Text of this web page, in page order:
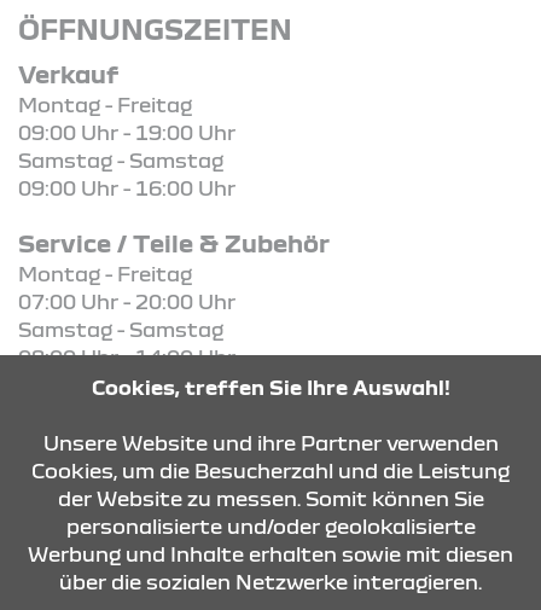
ÖFFNUNGSZEITEN
Verkauf
Montag - Freitag
09:00 Uhr - 19:00 Uhr
Samstag - Samstag
09:00 Uhr - 16:00 Uhr
Service / Teile & Zubehör
Montag - Freitag
07:00 Uhr - 20:00 Uhr
Samstag - Samstag
08:00 Uhr - 14:00 Uhr
KONTAKT & ANFAHRT
ÖFFNUNGSZEITEN
Cookies, treffen Sie Ihre Auswahl!
Unsere Website und ihre Partner verwenden
Cookies, um die Besucherzahl und die Leistung
der Website zu messen. Somit können Sie
personalisierte und/oder geolokalisierte
Werbung und Inhalte erhalten sowie mit diesen
über die sozialen Netzwerke interagieren.